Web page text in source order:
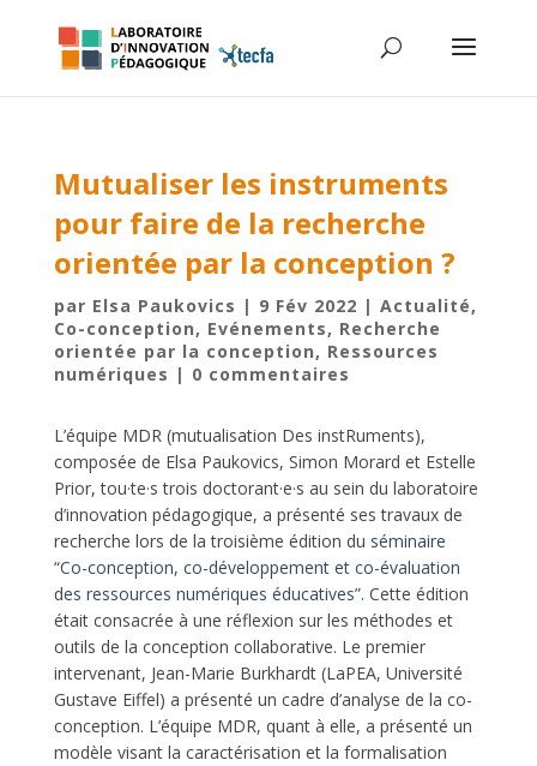
Mutualiser les instruments
pour faire de la recherche
orientée par la conception ?
par Elsa Paukovics | 9 Fév 2022 | Actualité,
Co-conception, Evénements, Recherche
orientée par la conception, Ressources
numériques | 0 commentaires
L’équipe MDR (mutualisation Des instRuments),
composée de Elsa Paukovics, Simon Morard et Estelle
Prior, tou·te·s trois doctorant·e·s au sein du laboratoire
d’innovation pédagogique, a présenté ses travaux de
recherche lors de la troisième édition du séminaire
“Co-conception, co-développement et co-évaluation
des ressources numériques éducatives”. Cette édition
était consacrée à une réflexion sur les méthodes et
outils de la conception collaborative. Le premier
intervenant, Jean-Marie Burkhardt (LaPEA, Université
Gustave Eiffel) a présenté un cadre d’analyse de la co-
conception. L’équipe MDR, quant à elle, a présenté un
modèle visant la caractérisation et la formalisation